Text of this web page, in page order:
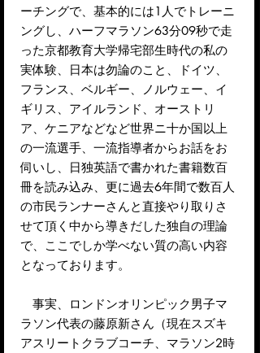
ーチングで、基本的には1人でトレーニ
ングし、ハーフマラソン63分09秒で走
った京都教育大学帰宅部生時代の私の
実体験、日本は勿論のこと、ドイツ、
フランス、ベルギー、ノルウェー、イ
ギリス、アイルランド、オーストリ
ア、ケニアなどなど世界ニ十か国以上
の一流選手、一流指導者からお話をお
伺いし、日独英語で書かれた書籍数百
冊を読み込み、更に過去6年間で数百人
の市民ランナーさんと直接やり取りさ
せて頂く中から導きだした独自の理論
で、ここでしか学べない質の高い内容
となっております。
事実、ロンドンオリンピック男子マ
ラソン代表の藤原新さん（現在スズキ
アスリートクラブコーチ、マラソン2時